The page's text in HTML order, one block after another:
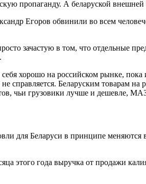
пропаганду. А беларуской внешней
Егоров обвинили во всем
зачастую в том, что отдельные
хорошо на российском рынке,
не справляется. Беларуским товарам
чьи грузовики лучше и дешевле,
для Беларуси в принципе меняются
этого года выручка от продажи